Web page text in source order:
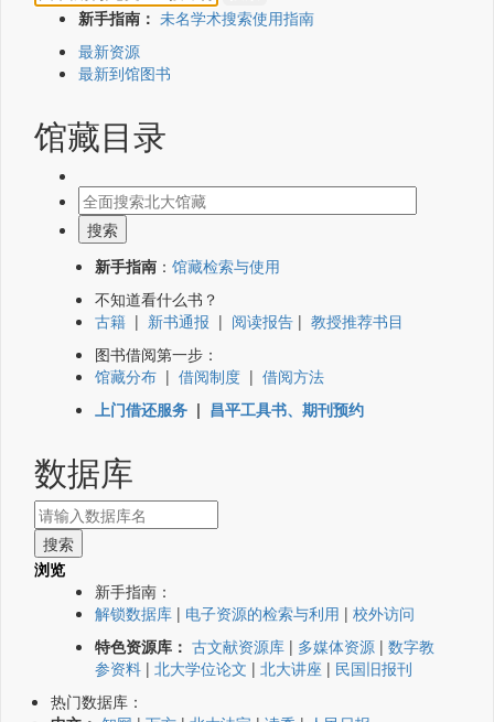
新手指南： 未名学术搜索使用指南
最新资源
最新到馆图书
馆藏目录
新手指南 ： 馆藏检索与使用
不知道看什么书？
古籍 | 新书通报 | 阅读报告 | 教授推荐书目
图书借阅第一步：
馆藏分布 | 借阅制度 | 借阅方法
上门借还服务 | 昌平工具书、期刊预约
数据库
浏览
新手指南：
解锁数据库 | 电子资源的检索与利用 | 校外访问
特色资源库： 古文献资源库 | 多媒体资源 | 数字教
参资料 | 北大学位论文 | 北大讲座 | 民国旧报刊
热门数据库：